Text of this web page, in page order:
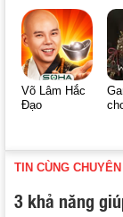
Võ Lâm Hắc
Đạo
TIN CÙNG
3 khả năng